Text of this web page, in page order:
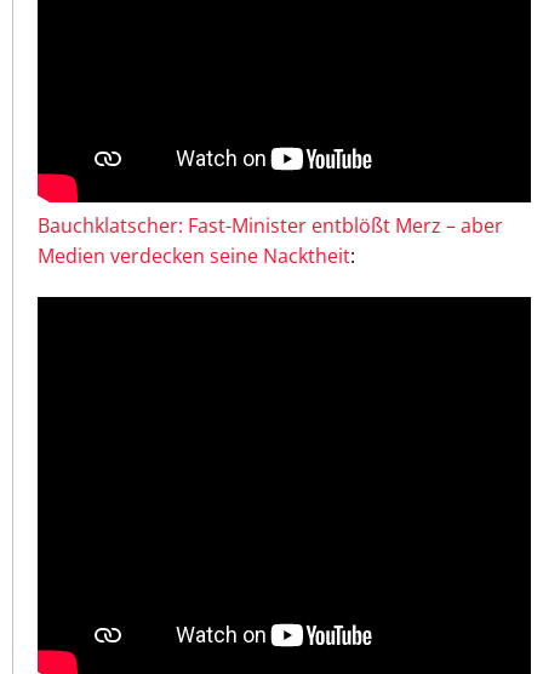
Bauchklatscher: Fast-Minister entblößt Merz – aber
Medien verdecken seine Nacktheit: